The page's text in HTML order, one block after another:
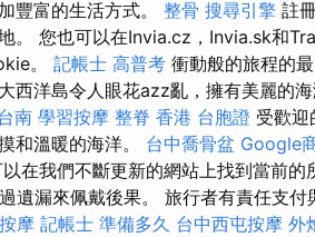
豐富的生活方式。 整骨 搜尋引擎 註
。 您也可以在Invia.cz，Invia.sk和
。 記帳士 高普考 衝動般的旅程的
西洋島令人眼花azz亂，擁有美麗的
南 學習按摩 整脊 香港 台胞證 受歡迎
和溫暖的海洋。 台中喬骨盆 Google
在我們不斷更新的網站上找到當前的
遺漏來佩戴後果。 旅行者有責任支付
摩 記帳士 準備多久 台中西屯按摩 外